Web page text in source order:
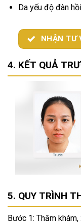
Da yếu độ đàn
NHẬN TƯ
KẾT QUẢ
QUY TRÌNH
Bước 1: Thăm